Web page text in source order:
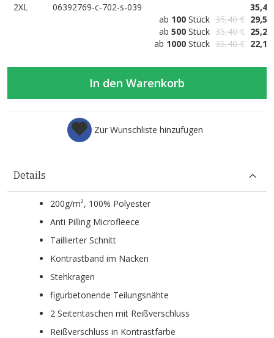
2XL
06392769-c-702-s-039
ab 100 Stück 35,40 €
ab 500 Stück 35,40 €
ab 1000 Stück 35,40 €
In den Warenkorb
Zur Wunschliste hinzufügen
Details
200g/m², 100% Polyester
Anti Pilling Microfleece
Taillierter Schnitt
Kontrastband im Nacken
Stehkragen
figurbetonende Teilungsnähte
2 Seitentaschen mit Reißverschluss
Reißverschluss in Kontrastfarbe